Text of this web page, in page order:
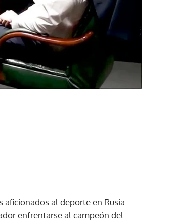
al deporte en Rusia
enfrentarse al campeón del